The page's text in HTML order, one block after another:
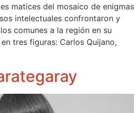
matices del mosaico de enigmas
intelectuales confrontaron y
comunes a la región en su
tres figuras: Carlos Quijano,